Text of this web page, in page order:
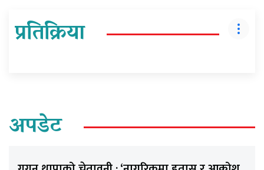
प्रतिक्रिया
अपडेट